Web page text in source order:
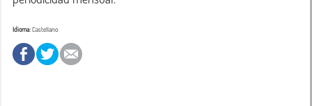
Idioma:Castellano